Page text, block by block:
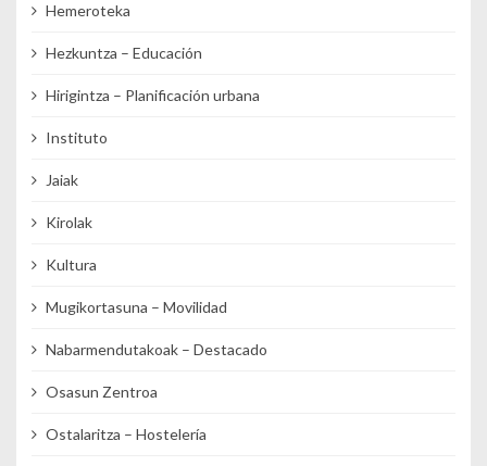
Hemeroteka
Hezkuntza – Educación
Hirigintza – Planificación urbana
Instituto
Jaiak
Kirolak
Kultura
Mugikortasuna – Movilidad
Nabarmendutakoak – Destacado
Osasun Zentroa
Ostalaritza – Hostelería